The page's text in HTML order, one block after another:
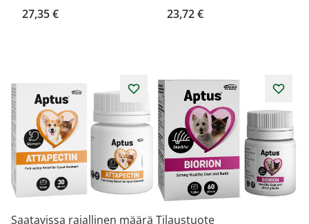
27,35 €
23,72 €
Saatavissa rajallinen määrä Tilaustuote